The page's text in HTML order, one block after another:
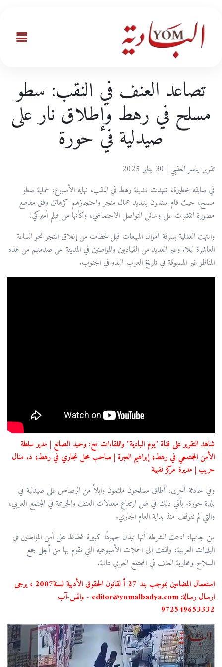
تصاعد العنف في النقب: سطو
مسلح في رهط وإطلاق نار على
صيدلية في حورة
تقرير: ياسر العقبي | 30 يناير 2025
في سابقة خطيرة، شهدت مدينة رهط في النقب، نهاية الأسبوع، عملية سطو
مسلح، حيث قام ملثمون بتهديد عمال متجر واحتجازهم كرهائن وفق مقاطع
مصورة انتشرت على وسائل التواصل الاجتماعي، وكأنها من فيلم أميركي!
وانتهت العملية بسرقة أموال المبيعات قبل لحظات من إغلاق المتجر نحو الساعة
العاشرة ليلا. وعبر العديد من القياديين والمواطنين في المدينة عن صدمتهم من هذه
المناظر غير المسبوقة في تاريخ العرب-البدو في الجنوب.
شاهد التقرير على قناة "يوم البادية" واللقاءات مع: وحيد الصانع | مدير سلطة
الأمن المجتمعي في رهط؛ إبراهيم العبرة | صاحب محل تجاري في رهط؛ د. منال
حريب | مديرة مركز نقبية
وفي حادثة أخرى، أطلق مسلحون ملثمون وابلاً من الرصاص على صيدلية في
بلدة حورة. يأتي ذلك في ظل ارتفاع معدلات العنف والجريمة في المجتمع العربي،
والتي لم تتوقف منذ بداية العام الجاري.
من جانبها، ادعت الشرطة أنها تبذل جهودًا كبيرة للحفاظ على أمن المواطنين في
البلدات العربية، ولفتت إلى الحملات الأسبوعية التي تقوم بها من أجل جمع
السلاح ومحاربة العنف في المجتمع العربي عامة.
استعمال المضامين بموجب بند 27 أ لقانون الحقوق الأدبية لسنة2007 ، يرجى
ارسال رسالة: editor@yomalbadya.com - واتس-آب
972549653332